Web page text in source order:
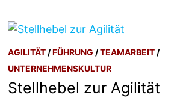
AGILITÄT /FÜHRUNG /TEAMARBEIT /
UNTERNEHMENSKULTUR
Stellhebel zur Agilität